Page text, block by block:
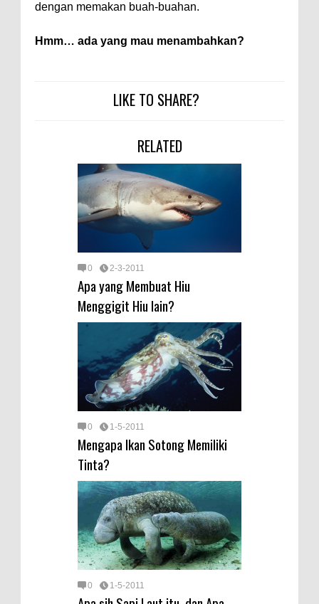
dengan memakan buah-buahan.
Hmm… ada yang mau menambahkan?
LIKE TO SHARE?
RELATED
0 2-3-2011
Apa yang Membuat Hiu
Menggigit Hiu lain?
0 1-5-2011
Mengapa Ikan Sotong Memiliki
Tinta?
0 1-5-2011